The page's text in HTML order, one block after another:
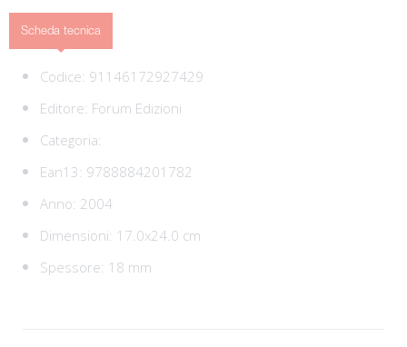
Scheda tecnica
Codice: 91146172927429
Editore: Forum Edizioni
Categoria:
Ean13: 9788884201782
Anno: 2004
Dimensioni: 17.0x24.0 cm
Spessore: 18 mm